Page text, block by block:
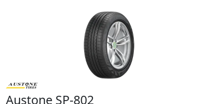
Austone SP-802